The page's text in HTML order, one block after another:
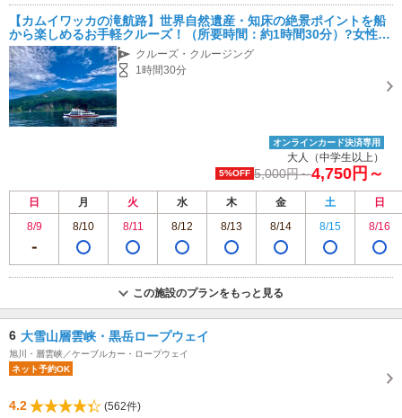
【カムイワッカの滝航路】世界自然遺産・知床の絶景ポイントを船
から楽しめるお手軽クルーズ！（所要時間：約1時間30分）?女性・
カップル・ファミリー・お友達同士におすすめ?
クルーズ・クルージング
1時間30分
オンラインカード決済専用
大人（中学生以上）
5%OFF 5,000円～4,750円～
日 月 火 水 木 金 土
日
8/9
8/10 8/11 8/12 8/13 8/14 8/15 8/16
この施設のプランをもっと見る
6 大雪山層雲峡・黒岳ロープウェイ
旭川・層雲峡／ケーブルカー・ロープウェイ
ネット予約OK
4.2 (562件)